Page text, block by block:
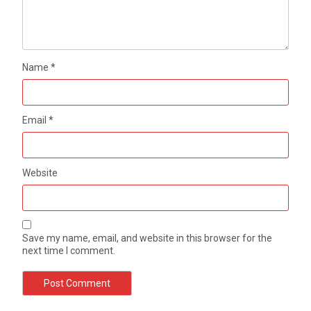
Name*
Email*
Website
Save my name, email, and website in this browser for the
next time I comment.